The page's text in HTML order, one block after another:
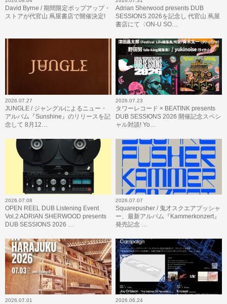
David Byrne / 期間限定ポップアップ・
ストアが代官山 蔦屋書店で開催決定!
Adrian Sherwood presents DUB
SESSIONS 2026を記念し 代官山 蔦屋
書店にて〈ON-U SO…
2026.07.27
JUNGLE / ジャングルによるニュー・
アルバム『Sunshine』のリリースを記
念して 8月12…
2026.07.23
タワーレコード × BEATINK presents
DUB SESSIONS 2026 開催記念スペシ
ャル対談! Yo…
2026.07.08
OPEN REEL DUB Listening Event
Vol.2 ADRIAN SHERWOOD presents
DUB SESSIONS 2026 …
2026.07.07
Squarepusher / 鬼才スクエアプッシャ
ー、最新アルバム『Kammerkonzert』
発売記念 …
2026.07.01 2026.06.24